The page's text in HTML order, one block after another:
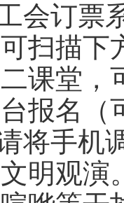
会订票
扫描下
课堂，
报名（
将手机
明观演